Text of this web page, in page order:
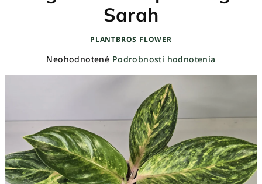
Sarah
PLANTBROS FLOWER
Priemerné
5
hviezdičiek.
Neohodnotené Podrobnosti hodnotenia